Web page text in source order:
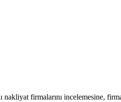
firmalarını incelemesine,